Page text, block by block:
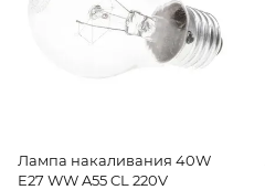
Лампа накаливания 40W
E27 WW A55 CL 220V